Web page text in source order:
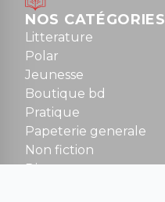
Dimanche : 10h30 à
Tel : 01 48 89 13 88
NOUS CONTACTER
contact@la-griffe-
NOS CATÉGORIES
Litterature
Polar
Jeunesse
Boutique bd
Pratique
Papeterie generale
Non fiction
Divers